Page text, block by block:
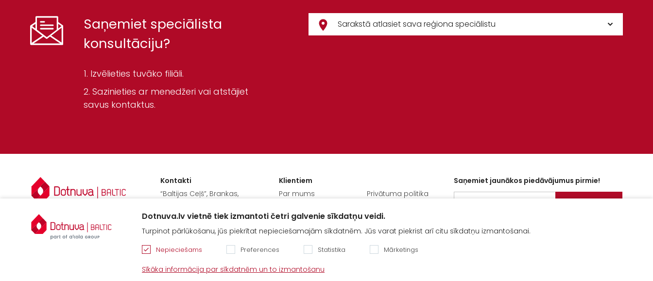
Saņemiet speciālista
konsultāciju?
Izvēlieties tuvāko filiāli.
Sazinieties ar menedžeri vai atstājiet
savus kontaktus.
Kontakti
“Baltijas Ceļš”, Brankas,
Jelgavas novads, LV-3043
Tel.+371 67913161
E-pasts:
info@dotnuvabaltic.lv
Klientiem
Par mums
Finansējums
Privātuma politika
KĀRTĪBA UN
NOTEIKUMI
Saņemiet jaunākos piedāvājumus pirmie!
Es piekrītu Privātuma politika
Dotnuva.lv vietnē tiek izmantoti četri galvenie sīkdatņu veidi.
Turpinot pārlūkošanu, jūs piekrītat nepieciešamajām sīkdatnēm. Jūs varat piekrist arī citu sīkdatņu izmantošanai.
Nepieciešams Preferences Statistika Mārketings
Sīkāka informācija par sīkdatnēm un to izmantošanu